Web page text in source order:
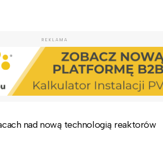
REKLAMA
nad nową technologią reaktorów